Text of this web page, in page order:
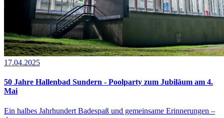
17.04.2025
50 Jahre Hallenbad Sundern - Poolparty zum Jubiläum am 4.
Mai
Ein halbes Jahrhundert Badespaß und gemeinsame Erinnerungen –